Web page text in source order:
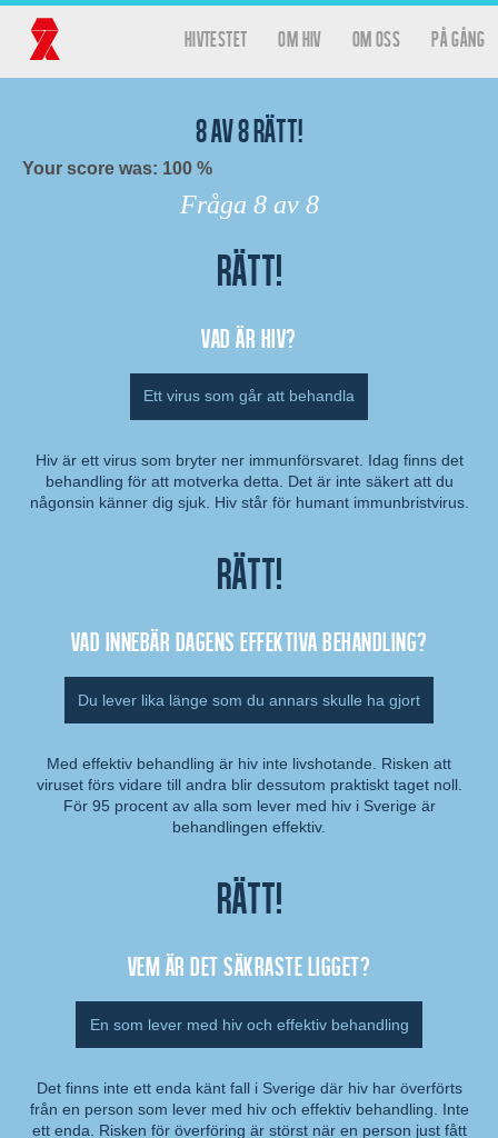
Huvudmeny
hivtestet Om HIV Om oss På gång
8av8rätt!
Your score was: 100 %
Fråga 8av 8
Rätt!
Vad är hiv?
Ett virus som går att behandla
Kommentar:
Hiv är ett virus som bryter ner immunförsvaret. Idag finns det
behandling för att motverka detta. Det är inte säkert att du
någonsin känner dig sjuk. Hiv står för humant immunbristvirus.
Rätt!
Vad innebär dagens effektiva behandling?
Du lever lika länge som du annars skulle ha gjort
Kommentar:
Med effektiv behandling är hiv inte livshotande. Risken att
viruset förs vidare till andra blir dessutom praktiskt taget noll.
För 95 procent av alla som lever med hiv i Sverige är
behandlingen effektiv.
Rätt!
Vem är det säkraste ligget?
En som lever med hiv och effektiv behandling
Kommentar:
Det finns inte ett enda känt fall i Sverige där hiv har överförts
från en person som lever med hiv och effektiv behandling. Inte
ett enda. Risken för överföring är störst när en person just fått